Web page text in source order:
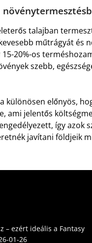
talajban
műtrágyát és
20%-os
szebb,
különösen előnyös,
ami jelentős
így azok
javítani földjeik
– ezért ideális a Fantasy
01-26